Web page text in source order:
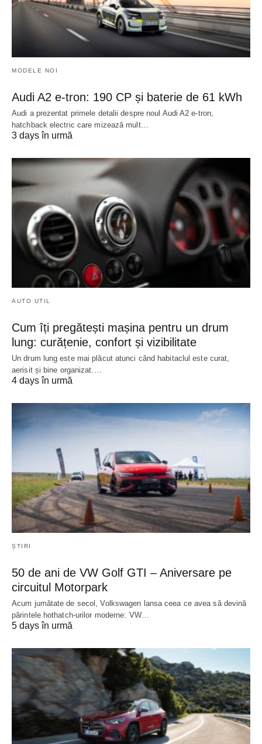
MODELE NOI
Audi A2 e-tron: 190 CP și baterie de 61 kWh
Audi a prezentat primele detalii despre noul Audi A2 e-tron,
hatchback electric care mizează mult…
3 days în urmă
AUTO UTIL
Cum îți pregătești mașina pentru un drum
lung: curățenie, confort și vizibilitate
Un drum lung este mai plăcut atunci când habitaclul este curat,
aerisit și bine organizat.…
4 days în urmă
ȘTIRI
50 de ani de VW Golf GTI – Aniversare pe
circuitul Motorpark
Acum jumătate de secol, Volkswagen lansa ceea ce avea să devină
părintele hothatch-urilor moderne: VW…
5 days în urmă